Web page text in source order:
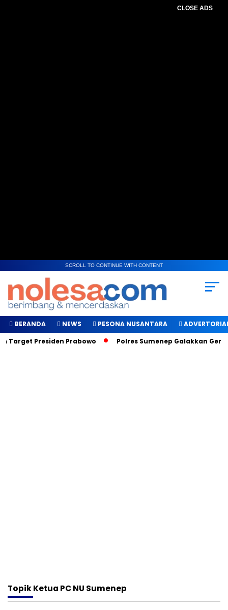
CLOSE ADS
SCROLL TO CONTINUE WITH CONTENT
BERANDA NEWS PESONA NUSANTARA
Target Presiden Prabowo
Polres Sumenep Galakkan
TopikKetua PC NU Sumenep